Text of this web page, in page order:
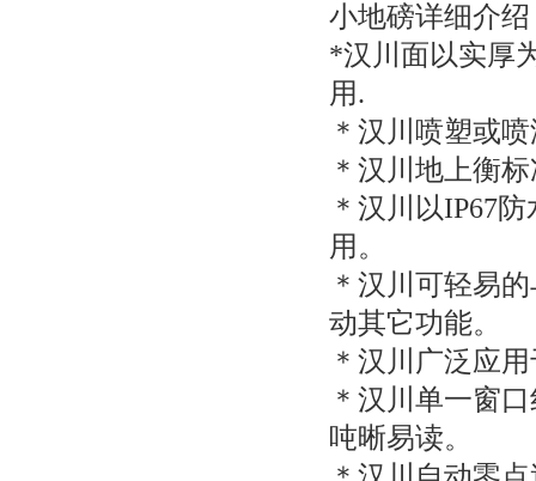
小地磅详细介绍
*汉川面以实厚
用.
＊汉川喷塑或
＊汉川地上衡
＊汉川以IP67防
用。
＊汉川可轻易
动其它功能。
＊汉川广泛应
＊汉川单一窗
吨晰易读。